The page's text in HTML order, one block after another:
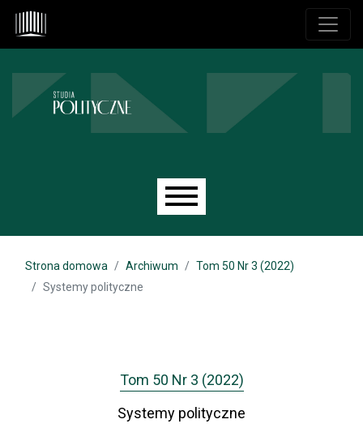
Przejdź do głównego menu
Przejdź do sekcji głównej
Przejdź do stopki
Main menu
Strona domowa Archiwum
Tom 50 Nr 3 (2022)
Systemy polityczne
Tom 50 Nr 3 (2022)
Systemy polityczne